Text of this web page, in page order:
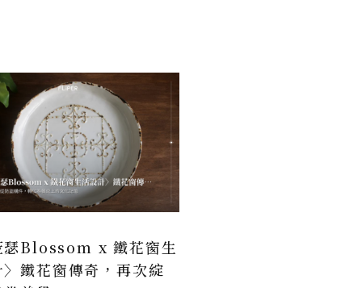
瑟Blossom x 鐵花窗生
鐵花窗傳奇，再次綻